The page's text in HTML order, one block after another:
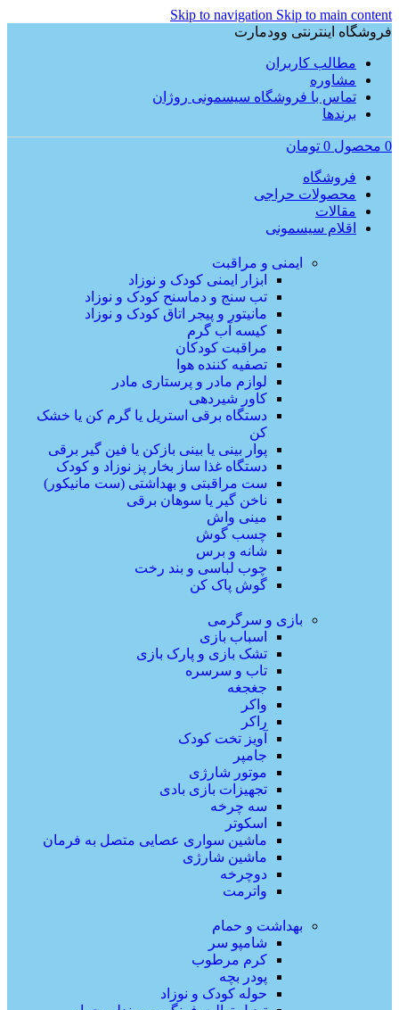
Skip to navigation Skip to main content
فروشگاه اینترنتی وودمارت
مطالب کاربران
مشاوره
تماس با فروشگاه سیسمونی روژان
برندها
0 محصول 0 تومان
فروشگاه
محصولات حراجی
مقالات
اقلام سیسمونی
ایمنی و مراقبت
ابزار ایمنی کودک و نوزاد
تب سنج و دماسنح کودک و نوزاد
مانیتور و پیجر اتاق کودک و نوزاد
کیسه آب گرم
مراقبت کودکان
تصفیه کننده هوا
لوازم مادر و پرستاری مادر
کاور شیردهی
دستگاه برقی استریل یا گرم کن یا خشک
کن
پوار بینی یا بینی بازکن یا فین گیر برقی
دستگاه غذا ساز بخار پز نوزاد و کودک
ست مراقبتی و بهداشتی (ست مانیکور)
ناخن گیر یا سوهان برقی
مینی واش
چسب گوش
شانه و برس
چوب لباسی و بند رخت
گوش پاک کن
بازی و سرگرمی
اسباب بازی
تشک بازی و پارک بازی
تاب و سرسره
جغجغه
واکر
راکر
آویز تخت کودک
جامپر
موتور شارژی
تجهیزات بازی بادی
سه چرخه
اسکوتر
ماشین سواری عصایی متصل به فرمان
ماشین شارژی
دوچرخه
واترمت
بهداشت و حمام
شامپو سر
کرم مرطوب
پودر بچه
حوله کودک و نوزاد